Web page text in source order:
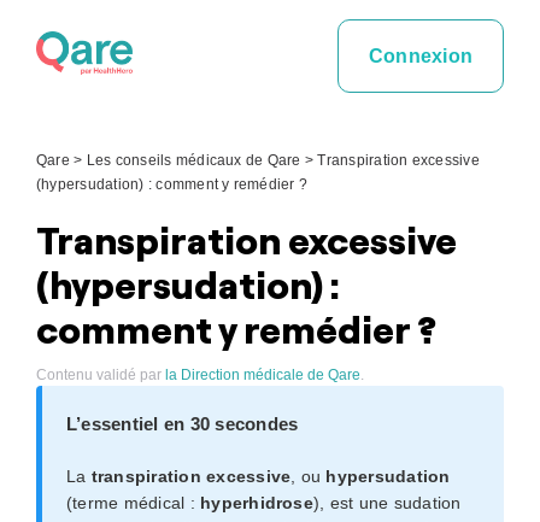
Connexion
Qare > Les conseils médicaux de Qare >Transpiration excessive
(hypersudation) : comment y remédier ?
Transpiration excessive
(hypersudation) :
comment y remédier ?
Contenu validé par la Direction médicale de Qare.
L’essentiel en 30 secondes
La transpiration excessive , ou hypersudation
(terme médical : hyperhidrose), est une sudation